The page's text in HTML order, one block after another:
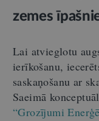
zemes
Lai atvieglotu
ierīkošanu,
saskaņošanu ar
Saeimā
“Grozījumi